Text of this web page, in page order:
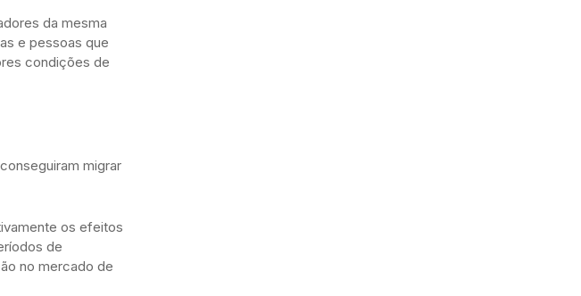
da mesma
e pessoas que
condições de
migrar
os efeitos
de
no mercado de